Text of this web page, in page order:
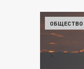
ОБЩЕСТВО